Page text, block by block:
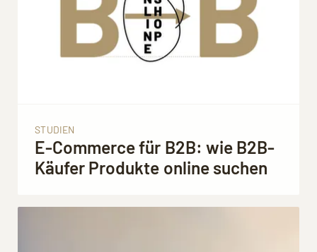
STUDIEN
E-Commerce für B2B: wie B2B-
Käufer Produkte online suchen